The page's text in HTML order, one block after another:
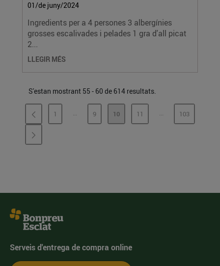
01/de juny/2024
Ingredients per a 4 persones 3 albergínies
grosses escalivades i pelades 1 gra d'all picat
2...
LLEGIR MÉS
S'estan mostrant 55 - 60 de 614 resultats.
PÀGINA
1 ...PÀGINES INTERMÈDIES
PÀGINA
9 PÀGINA
10 PÀGINA
11 ...PÀGINESPÀGINA
103
Serveis d'entrega de compra online